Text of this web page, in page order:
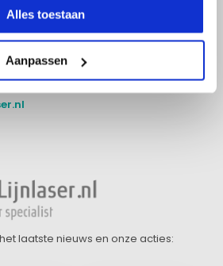
Alles toestaan
Aanpassen
laatste nieuws en onze acties: